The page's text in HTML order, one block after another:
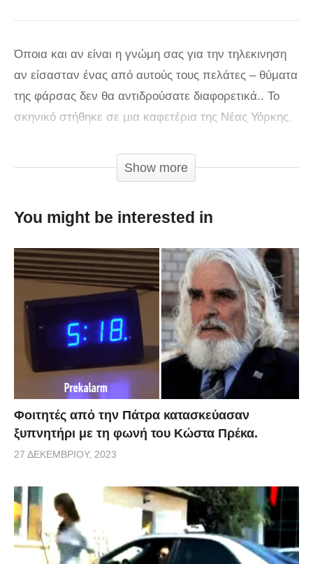
Όποια και αν είναι η γνώμη σας για την τηλεκινηση
αν είσασταν ένας από αυτούς τους πελάτες – θύματα
της φάρσας δεν θα αντιδρούσατε διαφορετικά.. Το
σκηνικό στήθηκε σε μια καφετέρια της Νέας Υόρκης.
μηχανισμός και ένας κασκαντέρ και η φάρσα ήταν
έτοιμη. Κρυφές κάμερες κατέγραψαν τις αντιδράσεις
Show more
You might be interested in
Φοιτητές από την Πάτρα κατασκεύασαν
ξυπνητήρι με τη φωνή του Κώστα Πρέκα.
27 ΔΕΚΕΜΒΡΊΟΥ, 2023